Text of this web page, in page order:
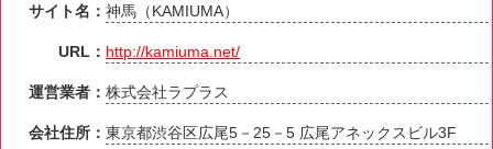
サイト名：神馬（KAMIUMA）
URL： http://kamiuma.net/
運営業者：株式会社ラプラス
会社住所：東京都渋谷区広尾5－25－5 広尾アネックスビル3F